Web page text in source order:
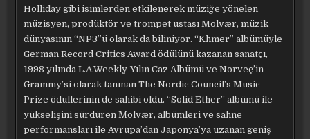
Holliday gibi isimlerden etkilenerek müziğe yönelen
müzisyen, prodüktör ve trompet ustası Molvær, müzik
dünyasının “NP3”ü olarak da biliniyor. “Khmer” albümüyle
German Record Critics Award ödülünü kazanan sanatçı,
1998 yılında L.A.Weekly-Yılın Caz Albümü ve Norveç’in
Grammy’si olarak tanınan The Nordic Council’s Music
Prize ödüllerinin de sahibi oldu. “Solid Ether” albümü ile
yükselişini sürdüren Molvær, albümleri ve sahne
performansları ile Avrupa’dan Japonya’ya uzanan geniş